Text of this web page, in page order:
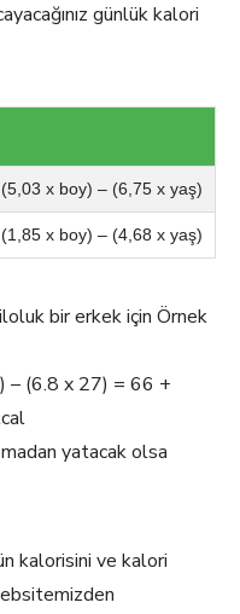
günlük kalori
x boy) – (6,75 x yaş)
x boy) – (4,68 x yaş)
bir erkek için Örnek
(6.8 x 27) = 66 +
yatacak olsa
kalorisini ve kalori